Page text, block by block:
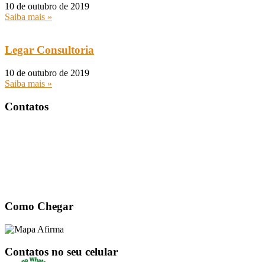
10 de outubro de 2019
Saiba mais »
Legar Consultoria
10 de outubro de 2019
Saiba mais »
Contatos
Como Chegar
Contatos no seu celular